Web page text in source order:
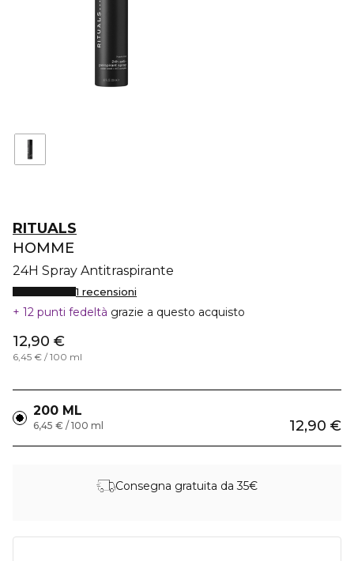
RITUALS
HOMME
24H Spray Antitraspirante
1 recensioni
12 punti fedeltà grazie a questo acquisto
12,90 €
6,45 € / 100 ml
200 ML
12,90 €
6,45 € / 100 ml
Consegna gratuita da 35€